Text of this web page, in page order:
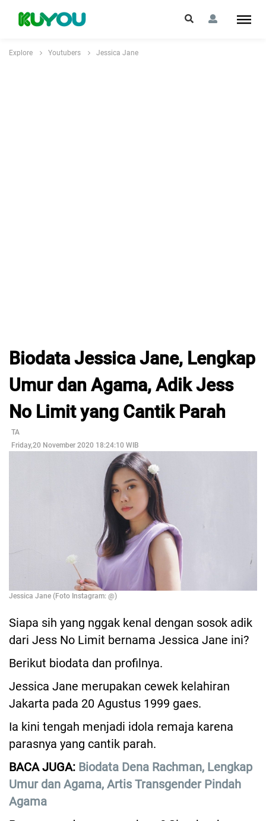
Explore Youtubers Jessica Jane
Biodata Jessica Jane, Lengkap
Umur dan Agama, Adik Jess
No Limit yang Cantik Parah
TA
Friday,20 November 2020 18:24:10 WIB
Jessica Jane (Foto Instagram: @)
Siapa sih yang nggak kenal dengan sosok adik
dari Jess No Limit bernama Jessica Jane ini?
Berikut biodata dan profilnya.
Jessica Jane merupakan cewek kelahiran
Jakarta pada 20 Agustus 1999 gaes.
Ia kini tengah menjadi idola remaja karena
parasnya yang cantik parah.
BACA JUGA: Biodata Dena Rachman, Lengkap
Umur dan Agama, Artis Transgender Pindah
Agama